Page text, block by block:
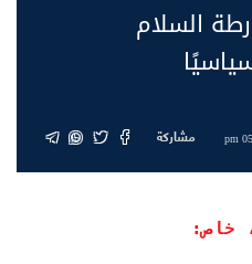
السلام
مشاركة
خاص: